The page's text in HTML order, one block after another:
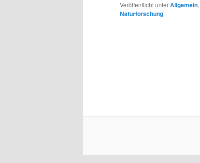
Veröffentlicht unterAllgemein,
Naturforschung